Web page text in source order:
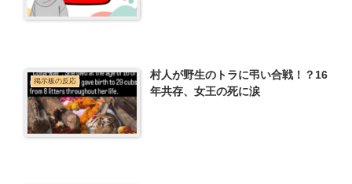
掲示板の反応
村人が野生のトラに弔い合戦！？16
年共存、女王の死に涙